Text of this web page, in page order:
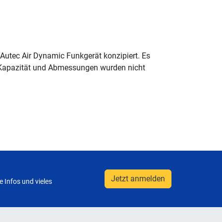
Air Dynamic Funkgerät konzipiert. Es
und Abmessungen wurden nicht
Infos und vieles Jetzt anmelden